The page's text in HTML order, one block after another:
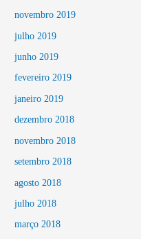
novembro 2019
julho 2019
junho 2019
fevereiro 2019
janeiro 2019
dezembro 2018
novembro 2018
setembro 2018
agosto 2018
julho 2018
março 2018